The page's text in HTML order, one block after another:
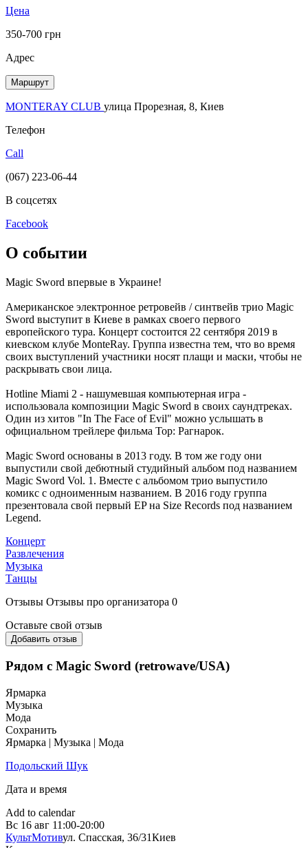
Цена
350-700 грн
Адрес
Маршрут
MONTERAY CLUB улица Прорезная, 8, Киев
Телефон
Call
(067) 223-06-44
В соцсетях
Facebook
О событии
Magic Sword впервые в Украине!
Американское электронное ретровейв / синтвейв трио Magic
Sword выступит в Киеве в рамках своего первого
европейского тура. Концерт состоится 22 сентября 2019 в
киевском клубе MonteRay. Группа известна тем, что во время
своих выступлений участники носят плащи и маски, чтобы не
раскрывать свои лица.
Hotline Miami 2 - нашумевшая компьютерная игра -
использовала композиции Magic Sword в своих саундтреках.
Один из хитов "In The Face of Evil" можно услышать в
официальном трейлере фильма Тор: Рагнарок.
Magic Sword основаны в 2013 году. В том же году они
выпустили свой дебютный студийный альбом под названием
Magic Sword Vol. 1. Вместе с альбомом трио выпустило
комикс с одноименным названием. В 2016 году группа
презентовала свой первый EP на Size Records под названием
Legend.
Концерт
Развлечения
Музыка
Танцы
Отзывы Отзывы про организатора 0
Оставьте свой отзыв
Добавить отзыв
Рядом с Magic Sword (retrowave/USA)
Ярмарка
Музыка
Мода
Сохранить
Ярмарка | Музыка | Мода
Подольский Шук
Дата и время
Add to calendar
Вс 16 авг 11:00-20:00
КультМотивул. Спасская, 36/31Киев